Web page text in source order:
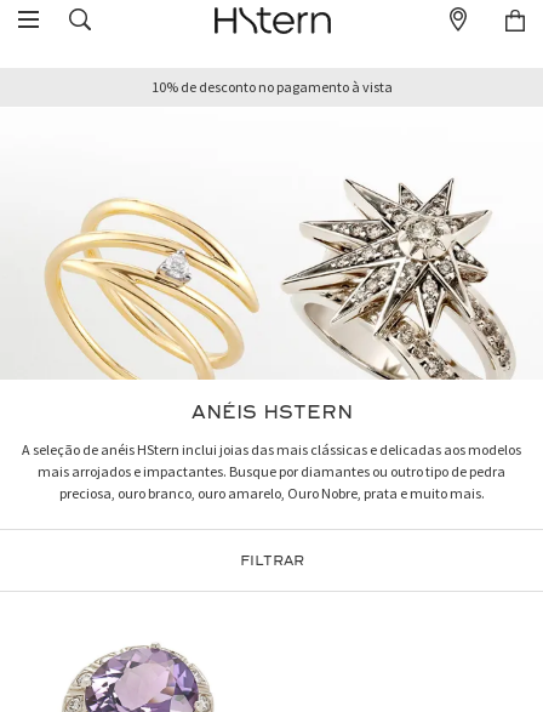
10% de desconto no pagamento à vista
ANÉIS HSTERN
A seleção de anéis HStern inclui joias das mais clássicas e delicadas aos modelos
mais arrojados e impactantes. Busque por diamantes ou outro tipo de pedra
preciosa, ouro branco, ouro amarelo, Ouro Nobre, prata e muito mais.
FILTRAR